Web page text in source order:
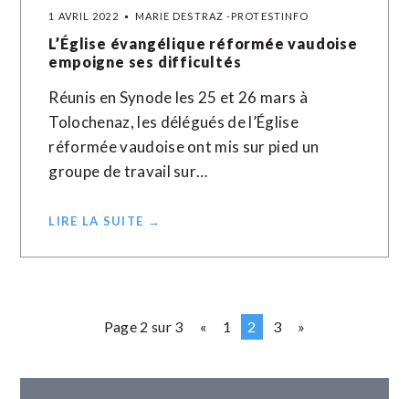
1 AVRIL 2022 MARIE DESTRAZ -PROTESTINFO
L’Église évangélique réformée vaudoise
empoigne ses difficultés
Réunis en Synode les 25 et 26 mars à
Tolochenaz, les délégués de l’Église
réformée vaudoise ont mis sur pied un
groupe de travail sur…
LIRE LA SUITE →
Page 2 sur 3 « 1 2 3 »